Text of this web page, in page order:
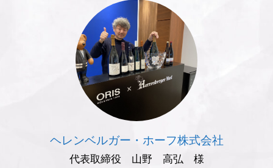
ヘレンベルガー・ホーフ株式会社
代表取締役 山野 高弘 様